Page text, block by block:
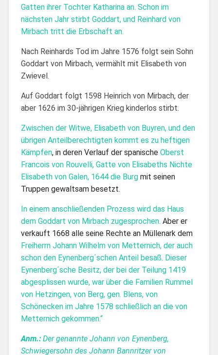
Gatten ihrer Tochter Katharina an. Schon im
nächsten Jahr stirbt Goddart, und Reinhard von
Mirbach tritt die Erbschaft an.
Nach Reinhards Tod im Jahre 1576 folgt sein Sohn
Goddart von Mirbach, vermählt mit Elisabeth von
Zwievel.
Auf Goddart folgt 1598 Heinrich von Mirbach, der
aber 1626 im 30-jährigen Krieg kinderlos stirbt.
Zwischen der Witwe, Elisabeth von Buyren, und den
übrigen Anteilberechtigten kommt es zu heftigen
Kämpfen, in deren Verlauf der spanische Oberst
Francois von Rouvelli, Gatte von Elisabeths Nichte
Elisabeth von Galen, 1644 die Burgmit seinen
Truppen gewaltsam besetzt.
In einem anschließenden Prozess wird das Haus
dem Goddart von Mirbach zugesprochen. Aber er
verkauft 1668 alle seine Rechte an Müllenark dem
Freiherrn Johann Wilhelm von Metternich, der auch
schon den Eynenberg´schen Anteil besaß. Dieser
Eynenberg´sche Besitz, der bei der Teilung 1419
abgesplissen wurde, war über die Familien Rummel
von Hetzingen, von Berg, gen. Blens, von
Schönecken im Jahre 1578 schließlich an die von
Metternich gekommen.“
Anm.:Der genannte Johann von Eynenberg,
Schwiegersohn des Johann Bannritzer von